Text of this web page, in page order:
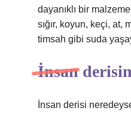
dayanıklı bir
sığır, koyun, keçi, at,
timsah gibi suda
İnsan
İnsan derisi